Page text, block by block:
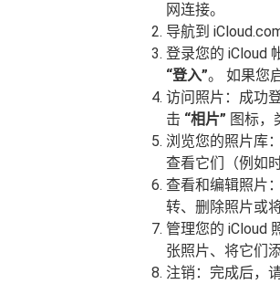
网连接。
导航到
登录您的 iCloud
“登入”。 如果您
访问照片：成功
击 “相片” 图标，
浏览您的照片库
查看它们（例如
查看和编辑照片
转、删除照片或
管理您的 iCloud
张照片、将它们
注销：完成后，